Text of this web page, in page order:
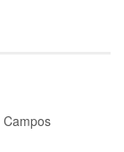
Campos